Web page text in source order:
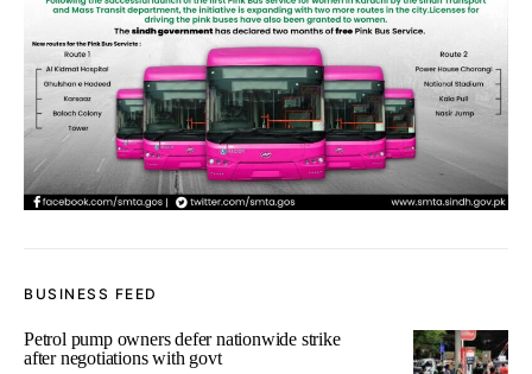
BUSINESS FEED
Petrol pump owners defer nationwide strike
after negotiations with govt